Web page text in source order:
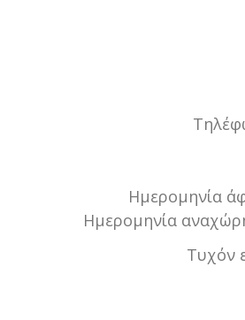
Ημερομηνία
Ημερομηνία
Τυχόν